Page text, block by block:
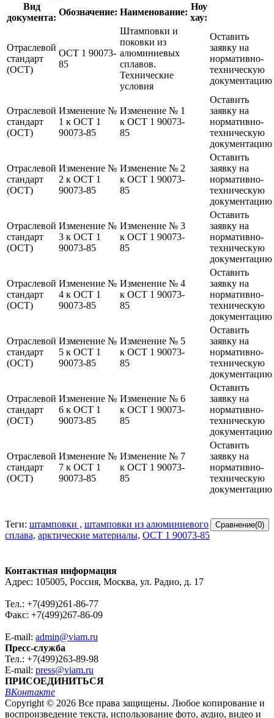
Вид
документа:
Обозначение: Наименование:
Ноу
хау:
Отраслевой
стандарт
(ОСТ)
ОСТ 1 90073-
85
Штамповки и
поковки из
алюминиевых
сплавов.
Технические
условия
Оставить
заявку на
нормативно-
техническую
документацию
Отраслевой
стандарт
(ОСТ)
Изменение №
1 к ОСТ 1
90073-85
Изменение № 1
к ОСТ 1 90073-
85
Оставить
заявку на
нормативно-
техническую
документацию
Отраслевой
стандарт
(ОСТ)
Изменение №
2 к ОСТ 1
90073-85
Изменение № 2
к ОСТ 1 90073-
85
Оставить
заявку на
нормативно-
техническую
документацию
Отраслевой
стандарт
(ОСТ)
Изменение №
3 к ОСТ 1
90073-85
Изменение № 3
к ОСТ 1 90073-
85
Оставить
заявку на
нормативно-
техническую
документацию
Отраслевой
стандарт
(ОСТ)
Изменение №
4 к ОСТ 1
90073-85
Изменение № 4
к ОСТ 1 90073-
85
Оставить
заявку на
нормативно-
техническую
документацию
Отраслевой
стандарт
(ОСТ)
Изменение №
5 к ОСТ 1
90073-85
Изменение № 5
к ОСТ 1 90073-
85
Оставить
заявку на
нормативно-
техническую
документацию
Отраслевой
стандарт
(ОСТ)
Изменение №
6 к ОСТ 1
90073-85
Изменение № 6
к ОСТ 1 90073-
85
Оставить
заявку на
нормативно-
техническую
документацию
Отраслевой
стандарт
(ОСТ)
Изменение №
7 к ОСТ 1
90073-85
Изменение № 7
к ОСТ 1 90073-
85
Оставить
заявку на
нормативно-
техническую
документацию
Теги: штамповки , штамповки из алюминиевого
сплава, арктические материалы, ОСТ 1 90073-85
Контактная информация
Адрес: 105005, Россия, Москва, ул. Радио, д. 17
Тел.: +7(499)261-86-77
Факс: +7(499)267-86-09
E-mail: admin@viam.ru
Пресс-служба
Тел.: +7(499)263-89-98
E-mail: press@viam.ru
ПРИСОЕДИНИТЬСЯ
ВКонтакте
Copyright © 2026 Все права защищены. Любое копирование и
воспроизведение текста, использование фото, аудио, видео и